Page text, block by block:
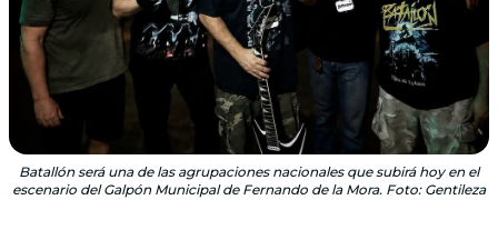
Batallón será una de las agrupaciones nacionales que subirá hoy en el
escenario del Galpón Municipal de Fernando de la Mora. Foto: Gentileza